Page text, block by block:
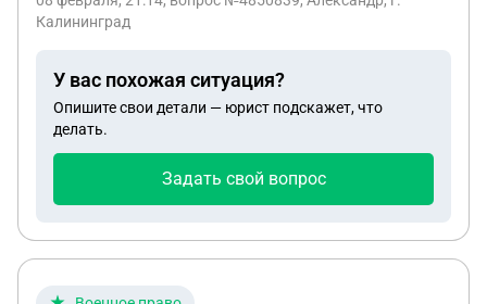
Калининград
У вас похожая ситуация?
Опишите свои детали — юрист подскажет, что
делать.
Задать свой вопрос